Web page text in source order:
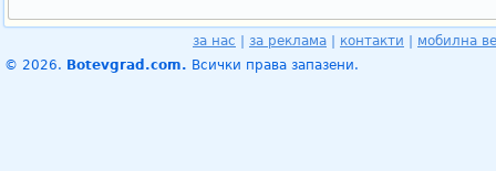
за нас за реклама контакти
мобилна
© 2026. Botevgrad.com. Всички права запазени.